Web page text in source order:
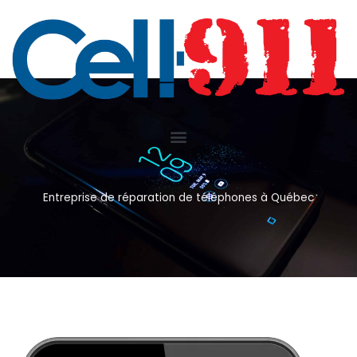
contenu
Entreprise de réparation de téléphones à Québec